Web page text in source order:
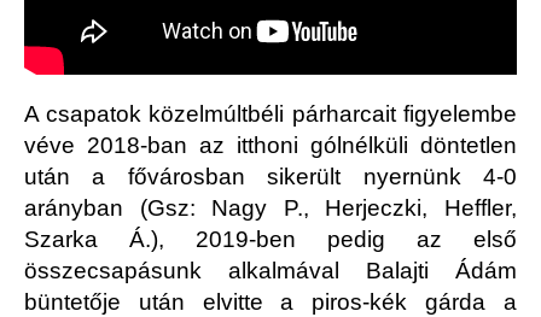
A csapatok közelmúltbéli párharcait figyelembe
véve 2018-ban az itthoni gólnélküli döntetlen
után a fővárosban sikerült nyernünk 4-0
arányban (Gsz: Nagy P., Herjeczki, Heffler,
Szarka Á.), 2019-ben pedig az első
összecsapásunk alkalmával Balajti Ádám
büntetője után elvitte a piros-kék gárda a